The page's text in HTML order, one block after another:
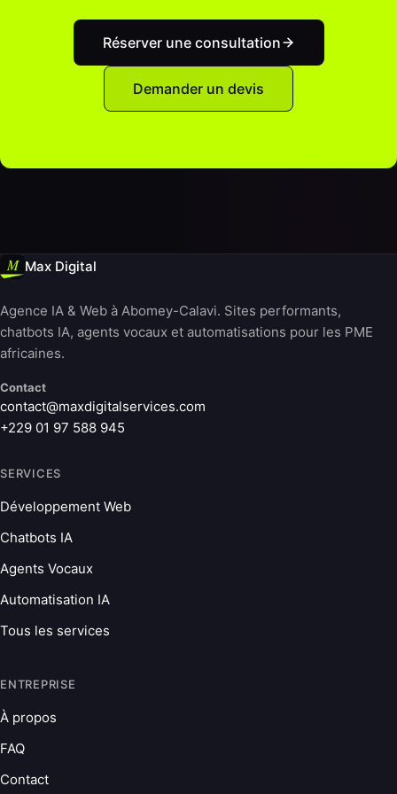
Réserver une consultation
Demander un devis
Max Digital
Agence IA & Web à Abomey-Calavi. Sites performants,
chatbots IA, agents vocaux et automatisations pour les PME
africaines.
Contact
contact@maxdigitalservices.com
+229 01 97 588 945
SERVICES
Développement Web
Chatbots IA
Agents Vocaux
Automatisation IA
Tous les services
ENTREPRISE
À propos
FAQ
Contact